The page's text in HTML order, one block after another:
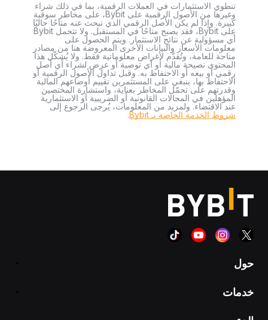
تنطوي الاستثمارات في العملات الرقمية، بما في ذلك شراء
وغيرها من الأصول الرقمية على Bybit، على مخاطر سوقية
كبيرة. وإذا لم يكن الأصل الرقمي الذي تبحث عنه متاحًا حاليًا
على Bybit، فقد يصبح متاحًا في المستقبل. ولا تتحمل Bybit
أي مسؤولية عن نتائج الاستثمار. ويتم الحصول على
معلومات الأسعار والبيانات الأخرى المعروضة هنا من مصادر
متاحة للعامة، وتُقدَّم لأغراض معلوماتية فقط. ولا يُشكّل هذا
المحتوى نصيحة مالية أو أي توصية أو عرض لشراء أي أصل
رقمي أو بيعه أو الاحتفاظ به. وقبل تداول الأصول الرقمية أو
الاحتفاظ بها، ينبغي على المستثمرين تقييم أوضاعهم المالية
وقدرتهم على تحمّل المخاطر بعناية، واستشارة المختصين
المؤهلين في المجالات القانونية أو الضريبية أو الاستثمارية
عند الاقتضاء. ولمزيد من المعلومات، يُرجى الرجوع إلى
شروط الخدمة الخاصة بـ Bybit
.
حول
خدمات